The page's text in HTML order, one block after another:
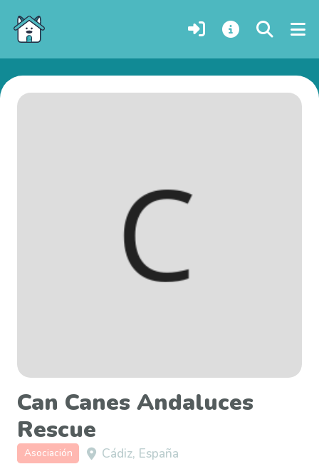
Can Canes Andaluces
Rescue
Asociación Cádiz, España